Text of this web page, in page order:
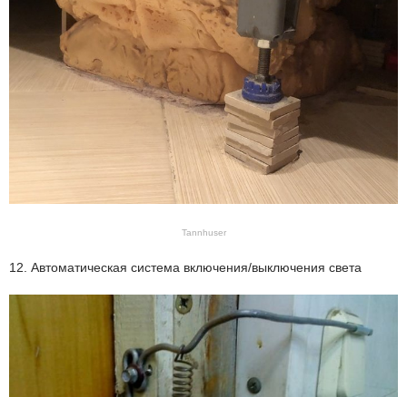
Tannhuser
12. Автоматическая система включения/выключения света